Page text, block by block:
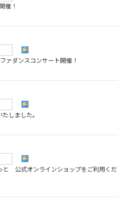
催！
ァダンスコンサート開催！
しました。
と 公式オンラインショップをご利用くだ